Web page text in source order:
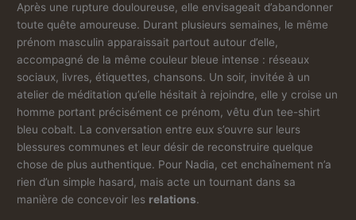
Après une rupture douloureuse, elle envisageait d’abandonner
toute quête amoureuse. Durant plusieurs semaines, le même
prénom masculin apparaissait partout autour d’elle,
accompagné de la même couleur bleue intense : réseaux
sociaux, livres, étiquettes, chansons. Un soir, invitée à un
atelier de méditation qu’elle hésitait à rejoindre, elle y croise un
homme portant précisément ce prénom, vêtu d’un tee-shirt
bleu cobalt. La conversation entre eux s’ouvre sur leurs
blessures communes et leur désir de reconstruire quelque
chose de plus authentique. Pour Nadia, cet enchaînement n’a
rien d’un simple hasard, mais acte un tournant dans sa
manière de concevoir les relations.